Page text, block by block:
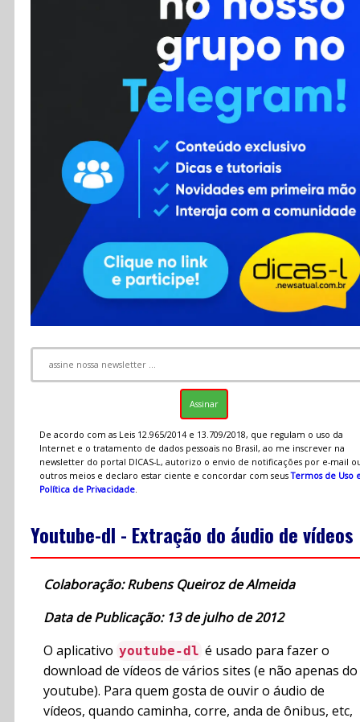
Enviar Dica
Contato
RSS
De acordo com as Leis 12.965/2014 e 13.709/2018, que regulam o uso da
Internet e o tratamento de dados pessoais no Brasil, ao me inscrever na
newsletter do portal DICAS-L, autorizo o envio de notificações por e-mail
outros meios e declaro estar ciente e concordar com seusTermos de Uso
Política de Privacidade.
Youtube-dl - Extração do áudio de vídeos
Colaboração: Rubens Queiroz de Almeida
Data de Publicação: 13 de julho de 2012
O aplicativo youtube-dl é usado para fazer o
download de vídeos de vários sites (e não apenas do
youtube). Para quem gosta de ouvir o áudio de
vídeos, quando caminha, corre, anda de ônibus, etc,